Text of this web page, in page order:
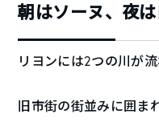
朝はソーヌ、夜
リヨンには2つの川が流
旧市街の街並みに囲ま